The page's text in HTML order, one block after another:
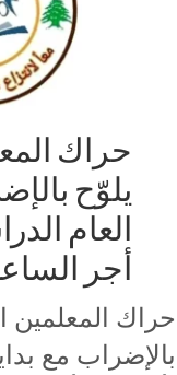
حراك
يلوّح
العام
أجر
حراك المعلمين
بالإضراب مع